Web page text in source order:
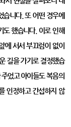
니다. 또 어떤 경우에
도 했습니다. 이로 인해
에 서서 부끄럼이 없이
길을 가기로 결정했습
었고 아이들도 복음의
인정하고 간섭하지 않